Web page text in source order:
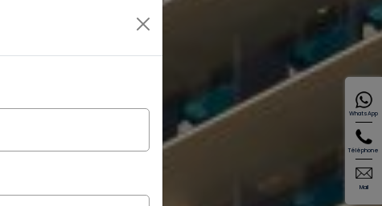
WhatsApp
Téléphone
Mail